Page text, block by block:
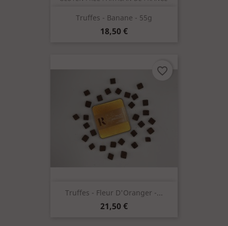
Truffes - Banane - 55g
Prix
18,50 €
Truffes - Fleur D'Oranger -...
Prix
21,50 €
favorite_border